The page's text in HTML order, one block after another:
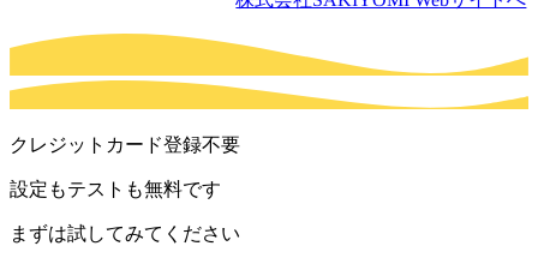
クレジットカード登録不要
設定もテストも無料です
まずは試してみてください